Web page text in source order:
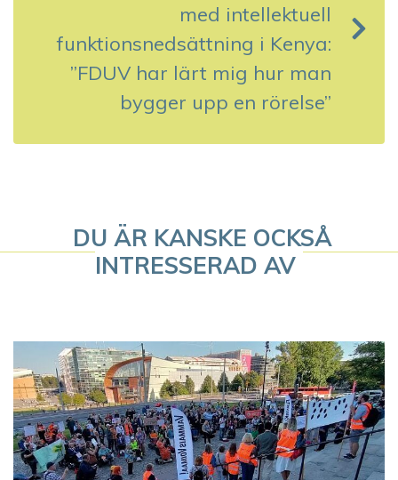
g
i
g
med intellektuell
funktionsnedsättning i Kenya:
”FDUV har lärt mig hur man
bygger upp en rörelse”
DU ÄR KANSKE OCKSÅ
INTRESSERAD AV